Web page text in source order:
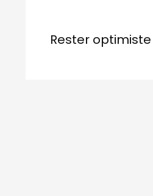
Rester